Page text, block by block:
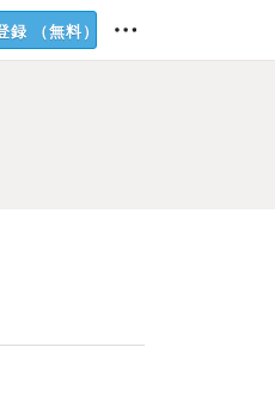
録 （無料）